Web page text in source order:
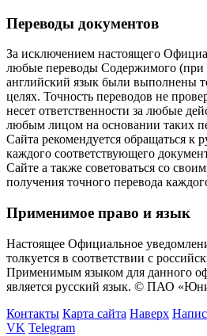
Переводы документов
За исключением настоящего
любые переводы Содержимого (при
английский язык были выполнены
целях. Точность переводов не
несет ответственности за любые
любым лицом на основании таких
Сайта рекомендуется обращаться к
каждого соответствующего
Сайте а также советоваться со
получения точного перевода
Применимое право и язык
Настоящее Официальное
толкуется в соответствии с
Применимым языком для данного
является русский язык. © ПАО
Контакты Карта сайта Наверх
VK Telegram